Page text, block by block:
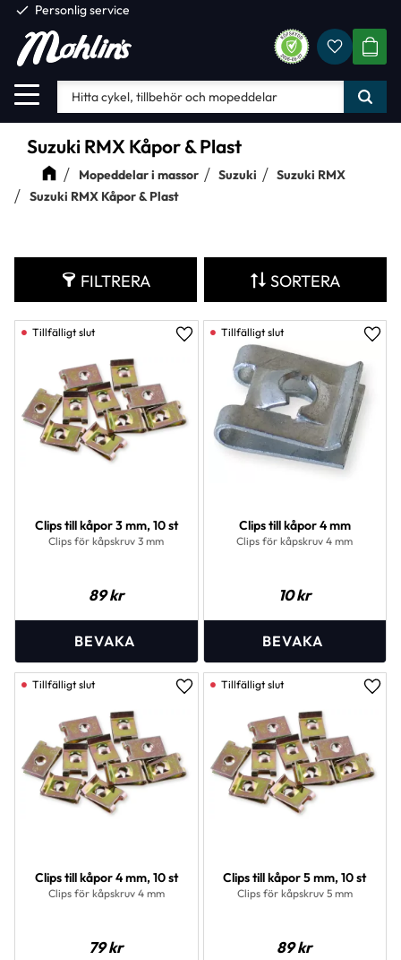
Meny
check Personlig service
Suzuki RMX Kåpor & Plast
Mopeddelar i massor Suzuki
Suzuki RMX
Suzuki RMX Kåpor & Plast
FILTRERA SORTERA
Clips till kåpor 3 mm, 10 st
Clips för kåpskruv 3 mm
89kr
Lägg till i favoriter
Clips till kåpor 4 mm
Clips för kåpskruv 4 mm
10kr
Clips till kåpor 4 mm, 10 st
Clips för kåpskruv 4 mm
79kr
Lägg till i favoriter
Clips till kåpor 5 mm, 10 st
Clips för kåpskruv 5 mm
89kr